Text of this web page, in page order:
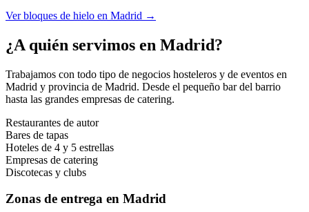
Verbloques de hielo en Madrid →
¿A quién servimos en Madrid?
Trabajamos con todo tipo de negocios hosteleros y de eventos en
Madrid y provincia de Madrid. Desde el pequeño bar del barrio
hasta las grandes empresas de catering.
Restaurantes de autor
Bares de tapas
Hoteles de 4 y 5 estrellas
Empresas de catering
Discotecas y clubs
Zonas de entrega en Madrid